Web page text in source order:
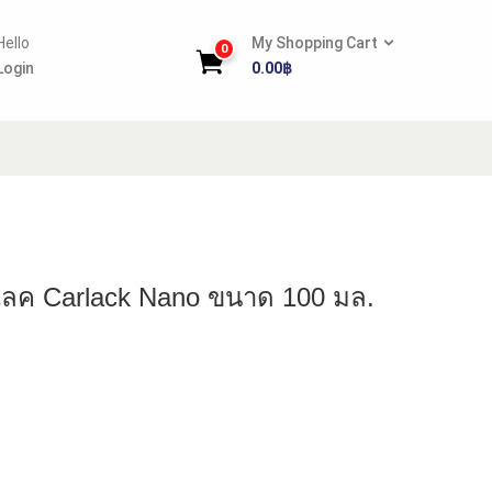
Login
0
My Shopping Cart
0.00฿
ค Carlack Nano ขนาด 100 มล.